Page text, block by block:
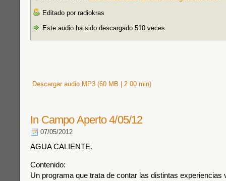
Editado por radiokras
Este audio ha sido descargado 510 veces
Descargar audio MP3 (60 MB | 2:00 min)
In Campo Aperto 4/05/12
07/05/2012
AGUA CALIENTE.
Contenido:
Un programa que trata de contar las distintas experiencias